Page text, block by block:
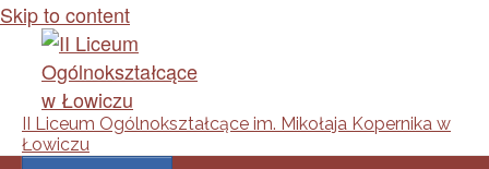
Skip to content
II Liceum Ogólnokształcące im. Mikołaja Kopernika w
Łowiczu